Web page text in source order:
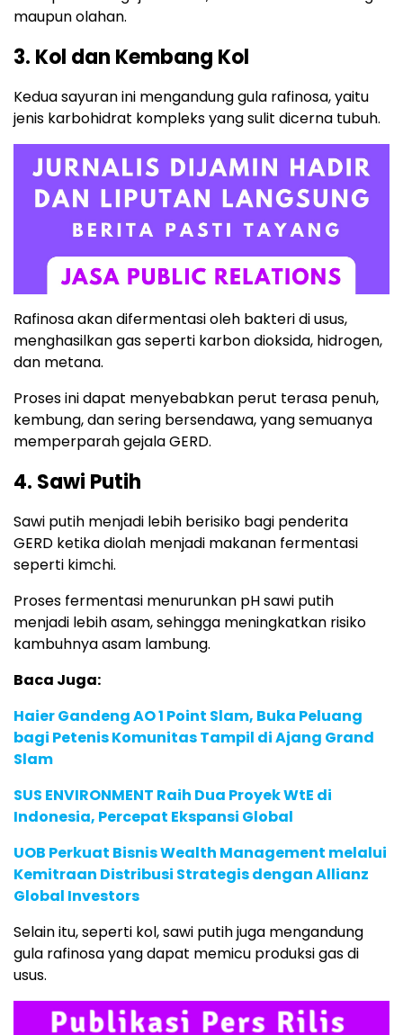
maupun olahan.
3. Kol dan Kembang Kol
Kedua sayuran ini mengandung gula rafinosa, yaitu
jenis karbohidrat kompleks yang sulit dicerna tubuh.
Rafinosa akan difermentasi oleh bakteri di usus,
menghasilkan gas seperti karbon dioksida, hidrogen,
dan metana.
Proses ini dapat menyebabkan perut terasa penuh,
kembung, dan sering bersendawa, yang semuanya
memperparah gejala GERD.
4. Sawi Putih
Sawi putih menjadi lebih berisiko bagi penderita
GERD ketika diolah menjadi makanan fermentasi
seperti kimchi.
Proses fermentasi menurunkan pH sawi putih
menjadi lebih asam, sehingga meningkatkan risiko
kambuhnya asam lambung.
Baca Juga:
Haier Gandeng AO 1 Point Slam, Buka Peluang
bagi Petenis Komunitas Tampil di Ajang Grand
Slam
SUS ENVIRONMENT Raih Dua Proyek WtE di
Indonesia, Percepat Ekspansi Global
UOB Perkuat Bisnis Wealth Management melalui
Kemitraan Distribusi Strategis dengan Allianz
Global Investors
Selain itu, seperti kol, sawi putih juga mengandung
gula rafinosa yang dapat memicu produksi gas di
usus.